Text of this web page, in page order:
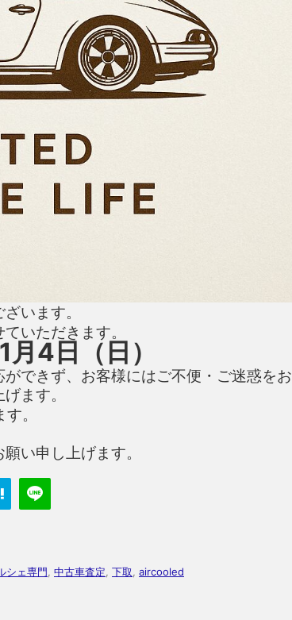
います。
いただきます。
4日（日）
できず、お客様にはご不便・ご迷惑をお
ます。
。
い申し上げます。
シェ専門, 中古車査定, 下取, aircooled